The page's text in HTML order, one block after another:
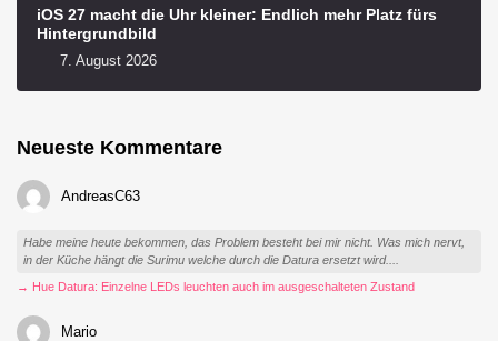
iOS 27 macht die Uhr kleiner: Endlich mehr Platz fürs
Hintergrundbild
7. August 2026
Neueste Kommentare
AndreasC63
Habe meine heute bekommen, das Problem besteht bei mir nicht. Was mich nervt,
in der Küche hängt die Surimu welche durch die Datura ersetzt wird....
→ Hue Datura: Einzelne LEDs leuchten auch im ausgeschalteten Zustand
Mario